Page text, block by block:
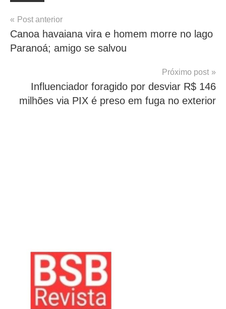
Navegação
de
Post
Post anterior
Canoa havaiana vira e homem morre no lago
Paranoá; amigo se salvou
Próximo post
Influenciador foragido por desviar R$ 146
milhões via PIX é preso em fuga no exterior